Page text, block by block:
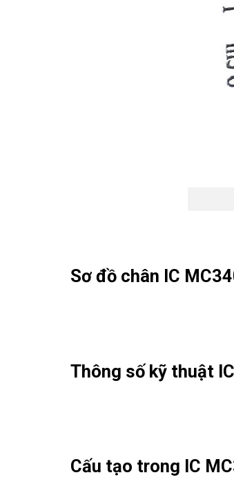
Sơ đồ chân IC
Thông số kỹ thuật
Cấu tạo trong IC